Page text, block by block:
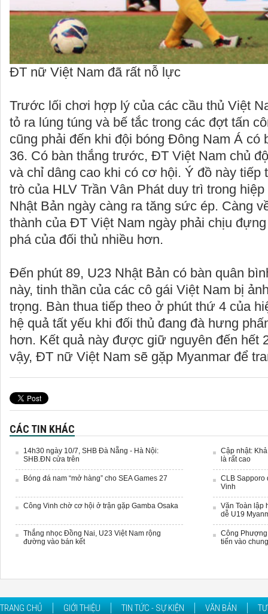
ĐT nữ Việt Nam đã rất nỗ lực
Trước lối chơi hợp lý của các cầu thủ Việt
tỏ ra lúng túng và bế tắc trong các đợt tấn
cũng phải đến khi đội bóng Đông Nam Á có
36. Có bàn thắng trước, ĐT Việt Nam chủ
và chỉ dâng cao khi có cơ hội. Ý đồ này tiếp
trò của HLV Trần Vân Phát duy trì trong
Nhật Bản ngày càng ra tăng sức ép. Càng
thành của ĐT Việt Nam ngày phải chịu
phá của đối thủ nhiều hơn.
Đến phút 89, U23 Nhật Bản có bàn quân
này, tinh thần của các cô gái Việt Nam bị
trọng. Bàn thua tiếp theo ở phút thứ 4 của
hệ quả tất yếu khi đối thủ đang đà hưng
hơn. Kết quả này được giữ nguyên đến hết
vậy, ĐT nữ Việt Nam sẽ gặp Myanmar để
CÁC TIN KHÁC
14h30 ngày 10/7, SHB Đà Nẵng - Hà Nội:
SHB.ĐN cửa trên
Bóng đá nam “mở hàng” cho SEA Games 27
Công Vinh chờ cơ hội ở trận gặp Gamba Osaka
Thắng nhọc Đồng Nai, U23 Việt Nam rộng
đường vào bán kết
Cập nhật:
là rất cao
CLB Sapporo
Vinh
Văn Toàn lập
dễ U19
Công
tiến vào
TRANG CHỦ GIỚI THIỆU TIN TỨC - SỰ KIỆN VĂN BẢN